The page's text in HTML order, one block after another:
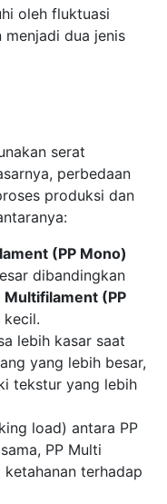
oleh fluktuasi
menjadi dua jenis
serat
perbedaan
produksi dan
(PP Mono)
dibandingkan
(PP
kecil.
lebih kasar saat
yang lebih besar,
tekstur yang lebih
load) antara PP
PP Multi
terhadap